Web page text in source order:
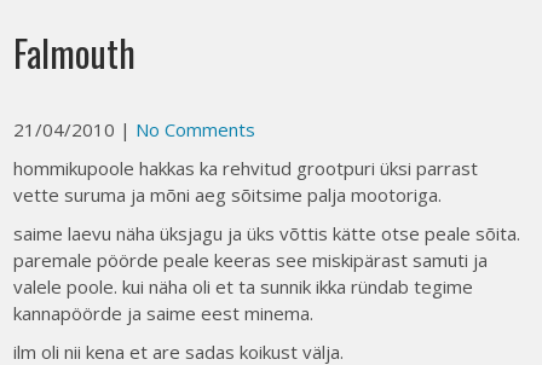
Falmouth
21/04/2010 | No Comments
hommikupoole hakkas ka rehvitud grootpuri üksi parrast
vette suruma ja mõni aeg sõitsime palja mootoriga.
saime laevu näha üksjagu ja üks võttis kätte otse peale sõita.
paremale pöörde peale keeras see miskipärast samuti ja
valele poole. kui näha oli et ta sunnik ikka ründab tegime
kannapöörde ja saime eest minema.
ilm oli nii kena et are sadas koikust välja.